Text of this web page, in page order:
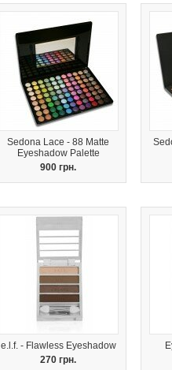
Sedona Lace - 88 Matte
Eyeshadow Palette
900 грн.
e.l.f. - Flawless Eyeshadow
270 грн.